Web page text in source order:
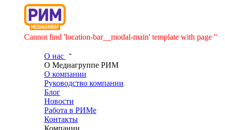
Cannot find 'location-bar__modal-main' template with page ''
О нас
О Медиагруппе РИМ
О компании
Руководство компании
Блог
Новости
Работа в РИМе
Контакты
Компании